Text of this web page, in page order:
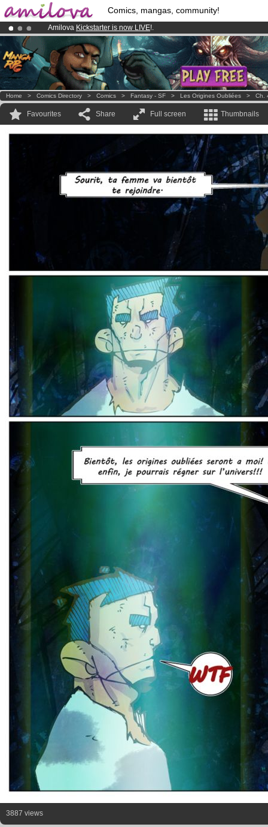
Comics, mangas, community!
Amilova Kickstarter is now LIVE!.
Premium membership from3.95 eurosper month !Get membership
Already 100000membersand 1000 comics & mangas!.
Home > Comics Directory > Comics > Fantasy - SF > Les Origines Oubliées > Ch.
Favourites Share Full screen Thumbnails
3887 views